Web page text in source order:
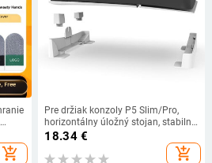
add_shopping_cart
Pre držiak konzoly P5 Slim/Pro,
horizontálny úložný stojan, stabilný
a protišmykový základný stojan pre
18.34€
add_shopping_cart